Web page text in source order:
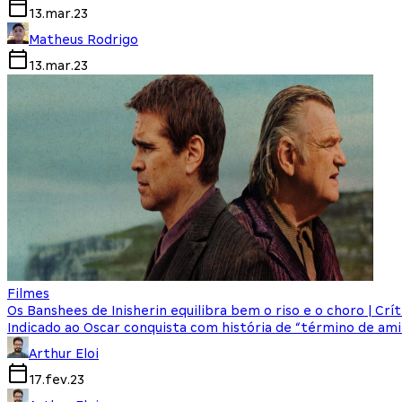
13.mar.23
Matheus Rodrigo
13.mar.23
Filmes
Os Banshees de Inisherin equilibra bem o riso e o choro |
Indicado ao Oscar conquista com história de “término de
Arthur Eloi
17.fev.23